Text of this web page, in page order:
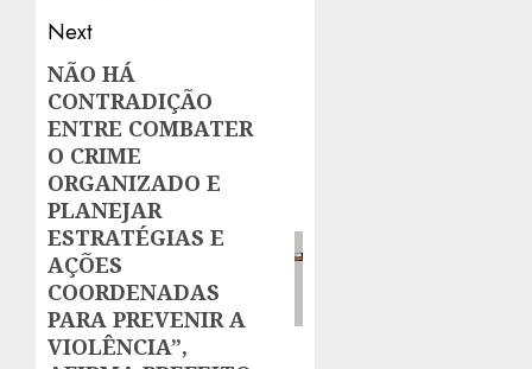
Next
Next
post:
NÃO HÁ
CONTRADIÇÃO
ENTRE COMBATER
O CRIME
ORGANIZADO E
PLANEJAR
ESTRATÉGIAS E
AÇÕES
COORDENADAS
PARA PREVENIR A
VIOLÊNCIA”,